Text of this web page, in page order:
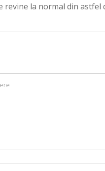
revine la normal din